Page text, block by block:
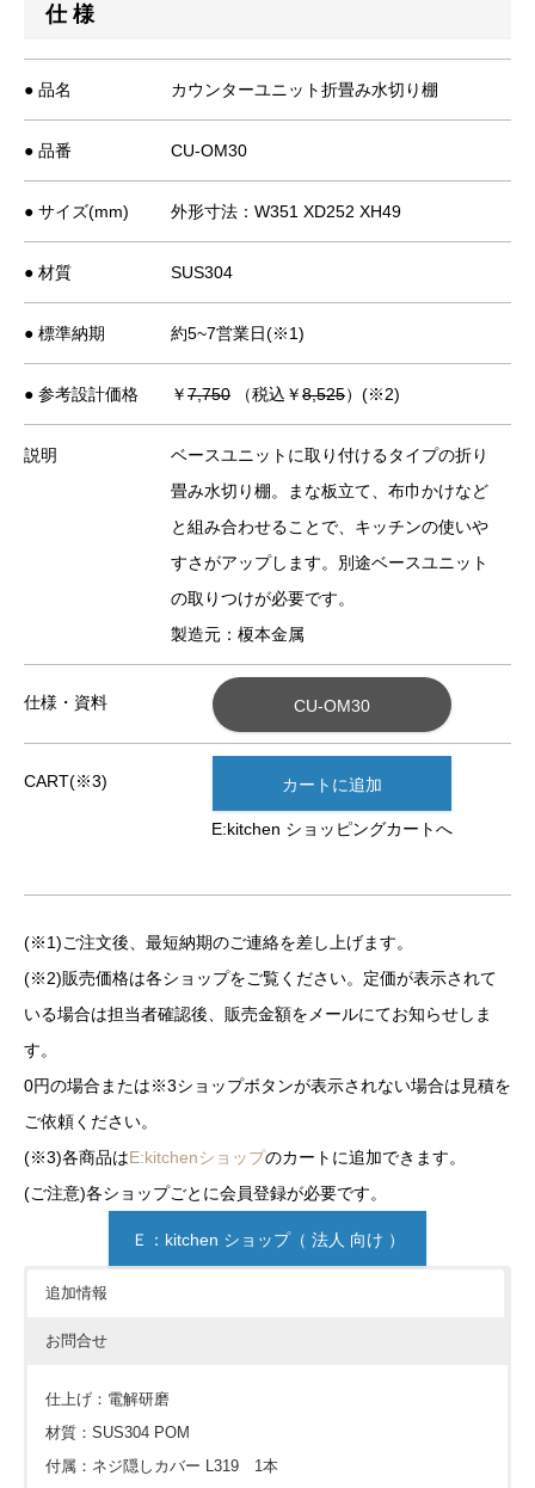
仕 様
● 品名 カウンターユニット折畳み水切り棚
● 品番 CU-OM30
● サイズ(mm) 外形寸法：W351 XD252 XH49
● 材質 SUS304
● 標準納期 約5~7営業日(※1)
● 参考設計価格 ￥7,750 （税込￥8,525）(※2)
説明
ベースユニットに取り付けるタイプの折り
畳み水切り棚。まな板立て、布巾かけなど
と組み合わせることで、キッチンの使いや
すさがアップします。別途ベースユニット
の取りつけが必要です。
製造元：榎本金属
仕様・資料 CU-OM30
CART(※3) カートに追加
E:kitchen ショッピングカートへ
(※1)ご注文後、最短納期のご連絡を差し上げます。
(※2)販売価格は各ショップをご覧ください。定価が表示されて
いる場合は担当者確認後、販売金額をメールにてお知らせしま
す。
0円の場合または※3ショップボタンが表示されない場合は見積を
ご依頼ください。
(※3)各商品はE:kitchenショップのカートに追加できます。
(ご注意)各ショップごとに会員登録が必要です。
Ｅ：kitchen ショップ（ 法人 向け ）
追加情報
お問合せ
仕上げ：電解研磨
材質：SUS304 POM
付属：ネジ隠しカバー L319 1本